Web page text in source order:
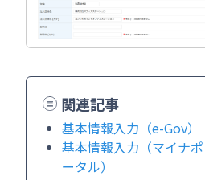
関連記事
基本情報入力（e-Gov）
基本情報入力（マイナポ
ータル）